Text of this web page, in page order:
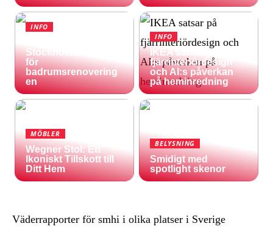
INFO
Stockholms natur
för
badrumsrenovering
en
INFO
IKEA satsar på
fjärrinteriördesign
och AI:s påverkan
på heminredning
MÖBLER
Wegner Stol: Ett
Ikoniskt Tillskott till
Ditt Hem
BELYSNING
Smidigt med
spotlight skenor
Väderrapporter för smhi i olika platser i Sverige